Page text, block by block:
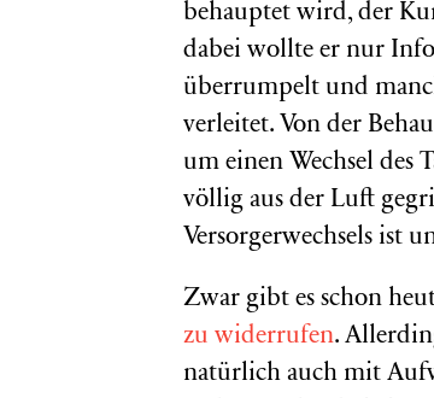
behauptet wird, der
dabei wollte er nur
überrumpelt und
verleitet. Von der
um einen Wechsel des
völlig aus der Luft
Versorgerwechsels ist
Zwar gibt es schon
zu widerrufen.
natürlich auch mit